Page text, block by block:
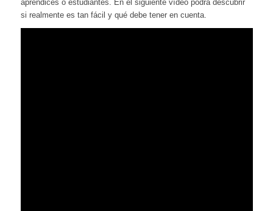
aprendices o estudiantes. En el siguiente vídeo podrá descubrir
si realmente es tan fácil y qué debe tener en cuenta.